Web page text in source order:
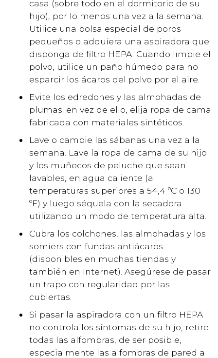
casa (sobre todo en el dormitorio de su
hijo), por lo menos una vez a la semana.
Utilice una bolsa especial de poros
pequeños o adquiera una aspiradora que
disponga de filtro HEPA. Cuando limpie el
polvo, utilice un paño húmedo para no
esparcir los ácaros del polvo por el aire.
Evite los edredones y las almohadas de
plumas; en vez de ello, elija ropa de cama
fabricada con materiales sintéticos.
Lave o cambie las sábanas una vez a la
semana. Lave la ropa de cama de su hijo
y los muñecos de peluche que sean
lavables, en agua caliente (a
temperaturas superiores a 54,4 ºC o 130
ºF) y luego séquela con la secadora
utilizando un modo de temperatura alta.
Cubra los colchones, las almohadas y los
somiers con fundas antiácaros
(disponibles en muchas tiendas y
también en Internet). Asegúrese de pasar
un trapo con regularidad por las
cubiertas.
Si pasar la aspiradora con un filtro HEPA
no controla los síntomas de su hijo, retire
todas las alfombras, de ser posible,
especialmente las alfombras de pared a